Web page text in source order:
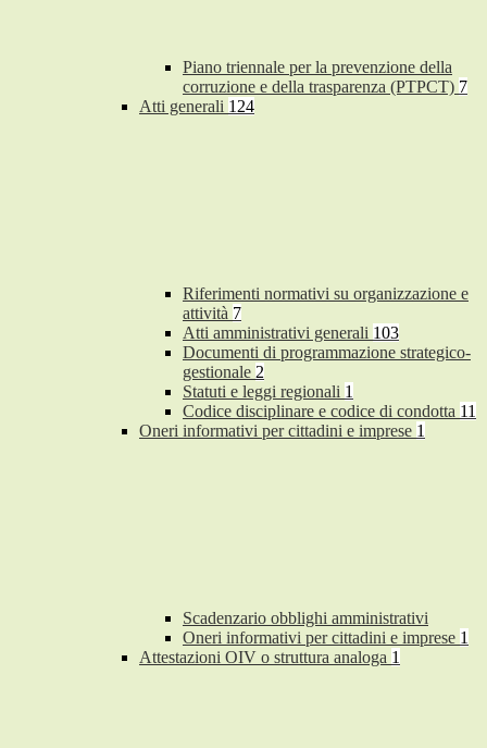
Piano triennale per la prevenzione della
corruzione e della trasparenza (PTPCT) 7
Atti generali 124
Riferimenti normativi su organizzazione e
attività 7
Atti amministrativi generali 103
Documenti di programmazione strategico-
gestionale 2
Statuti e leggi regionali 1
Codice disciplinare e codice di condotta 11
Oneri informativi per cittadini e imprese 1
Scadenzario obblighi amministrativi
Oneri informativi per cittadini e imprese 1
Attestazioni OIV o struttura analoga 1